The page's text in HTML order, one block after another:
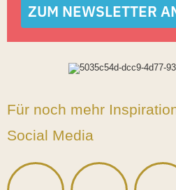
ZUM NEWSLETTER
Für noch mehr
Social Media